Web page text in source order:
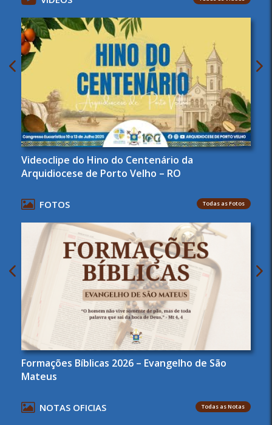
Videoclipe do Hino do Centenário da
Arquidiocese de Porto Velho – RO
FOTOS Todas as Fotos
Formações Bíblicas 2026 – Evangelho de São
Mateus
NOTAS OFICIAS Todas as Notas